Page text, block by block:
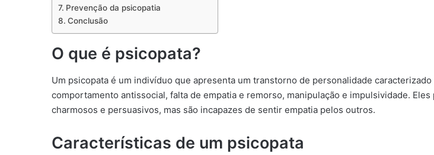
Prevenção da psicopatia
Conclusão
O que é psicopata?
Um psicopata é um indivíduo que apresenta um transtorno de personalidade
comportamento antissocial, falta de empatia e remorso, manipulação e impulsividade. Eles
charmosos e persuasivos, mas são incapazes de sentir empatia pelos outros.
Características de um psicopata